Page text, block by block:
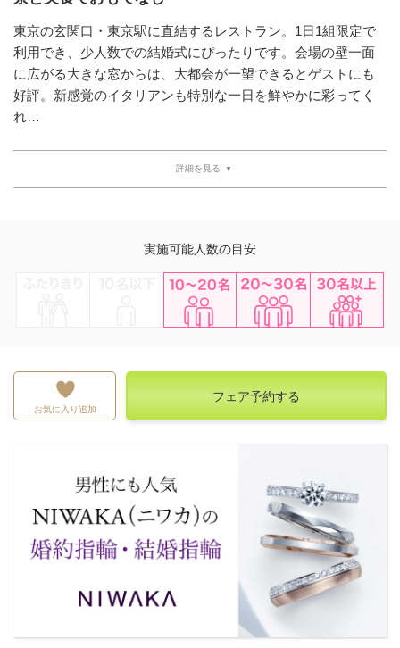
東京の玄関口・東京駅に直結するレストラン。1日1組限定で
利用でき、少人数での結婚式にぴったりです。会場の壁一面
に広がる大きな窓からは、大都会が一望できるとゲストにも
好評。新感覚のイタリアンも特別な一日を鮮やかに彩ってく
れ…
詳細を見る
実施可能人数の目安
お気に入り追加
フェア予約する